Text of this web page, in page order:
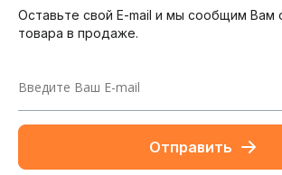
Оставьте свой E-mail и мы сообщим Вам
товара в продаже.
Отправить